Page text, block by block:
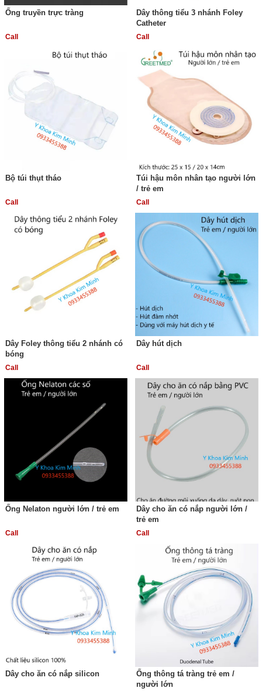
Ống truyền trực tràng
Call
Dây thông tiểu 3 nhánh Foley
Catheter
Call
Bộ túi thụt tháo
Call
Túi hậu môn nhân tạo người lớn
/ trẻ em
Call
Dây Foley thông tiểu 2 nhánh có
bóng
Call
Dây hút dịch
Call
Ống Nelaton người lớn / trẻ em
Call
Dây cho ăn có nắp người lớn /
trẻ em
Call
Dây cho ăn có nắp silicon
Ống thông tá tràng trẻ em /
người lớn